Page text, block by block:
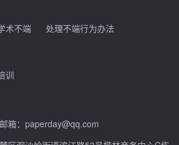
术不端 处理不端行为办法
训
邮箱：paperday@qq.com